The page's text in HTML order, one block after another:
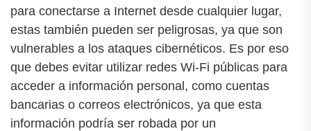
para conectarse a Internet desde cualquier lugar,
estas también pueden ser peligrosas, ya que son
vulnerables a los ataques cibernéticos. Es por eso
que debes evitar utilizar redes Wi-Fi públicas para
acceder a información personal, como cuentas
bancarias o correos electrónicos, ya que esta
información podría ser robada por un